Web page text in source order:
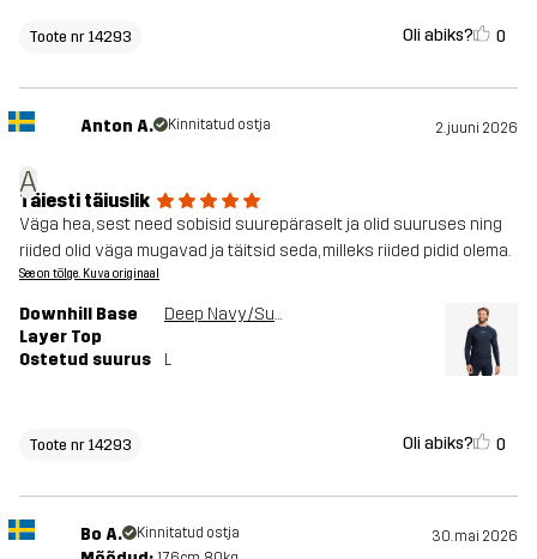
Toote nr 14293 Oli abiks? 0
A
Anton A. Kinnitatud ostja 2. juuni 2026
Täiesti täiuslik
Väga hea, sest need sobisid suurepäraselt ja olid suuruses ning
riided olid väga mugavad ja täitsid seda, milleks riided pidid olema.
See on tõlge. Kuva originaal
Downhill Base
Layer Top
Deep Navy/Surf The Web
Ostetud suurus L
Toote nr 14293 Oli abiks? 0
Bo A. Kinnitatud ostja 30. mai 2026